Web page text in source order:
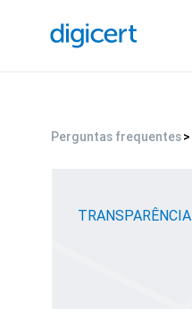
Perguntas frequentes